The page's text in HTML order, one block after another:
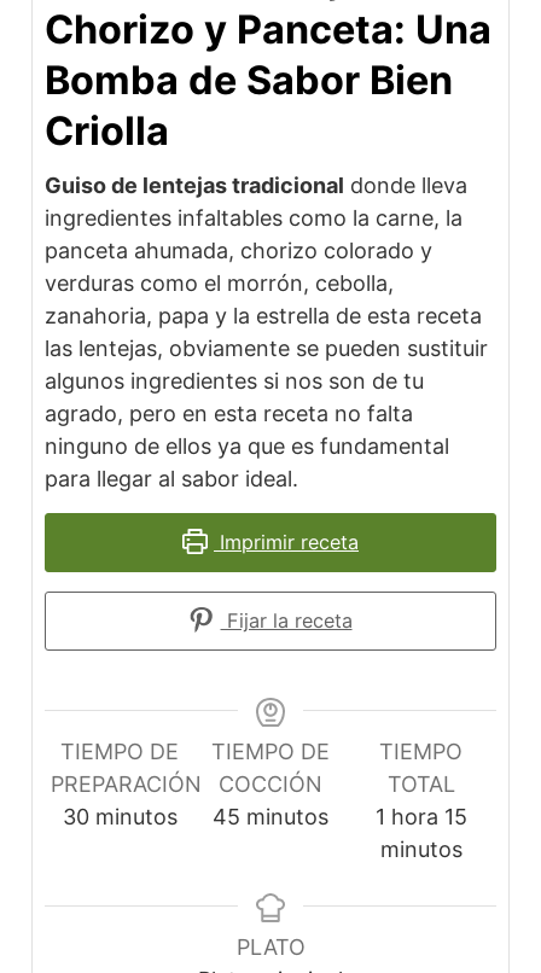
Chorizo y Panceta: Una
Bomba de Sabor Bien
Criolla
Guiso de lentejas tradicional donde lleva
ingredientes infaltables como la carne, la
panceta ahumada, chorizo colorado y
verduras como el morrón, cebolla,
zanahoria, papa y la estrella de esta receta
las lentejas, obviamente se pueden sustituir
algunos ingredientes si nos son de tu
agrado, pero en esta receta no falta
ninguno de ellos ya que es fundamental
para llegar al sabor ideal.
Imprimir receta
Fijar la receta
TIEMPO DE
PREPARACIÓN
30minutos
minutos
TIEMPO DE
COCCIÓN
45 minutos
minutos
TIEMPO
TOTAL
1 hora
hora 15
minutos
PLATO